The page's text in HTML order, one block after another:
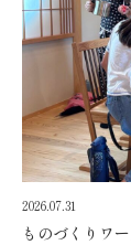
2026.07.31
ものづくりワ